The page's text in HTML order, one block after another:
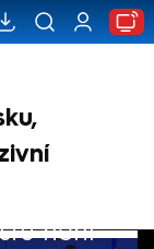
není